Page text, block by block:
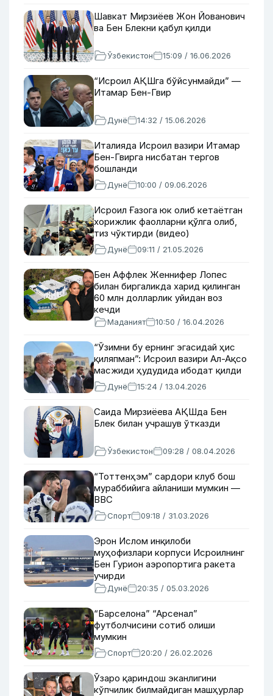
Шавкат Мирзиёев Жон Йованович
ва Бен Блекни қабул қилди
Ўзбекистон 15:09 / 16.06.2026
“Исроил АҚШга бўйсунмайди” —
Итамар Бен-Гвир
Дунё 14:32 / 15.06.2026
Италияда Исроил вазири Итамар
Бен-Гвирга нисбатан тергов
бошланди
Дунё 10:00 / 09.06.2026
Исроил Ғазога юк олиб кетаётган
хорижлик фаолларни қўлга олиб,
тиз чўктирди (видео)
Дунё 09:11 / 21.05.2026
Бен Аффлек Женнифер Лопес
билан биргаликда харид қилинган
60 млн долларлик уйидан воз
кечди
Маданият 10:50 / 16.04.2026
“Ўзимни бу ернинг эгасидай ҳис
қиляпман”: Исроил вазири Ал-Ақсо
масжиди ҳудудида ибодат қилди
Дунё 15:24 / 13.04.2026
Саида Мирзиёева АҚШда Бен
Блек билан учрашув ўтказди
Ўзбекистон 09:28 / 08.04.2026
“Тоттенҳэм” сардори клуб бош
мураббийига айланиши мумкин —
BBC
Спорт 09:18 / 31.03.2026
Эрон Ислом инқилоби
муҳофизлари корпуси Исроилнинг
Бен Гурион аэропортига ракета
учирди
Дунё 20:35 / 05.03.2026
“Барселона” “Арсенал”
футболчисини сотиб олиши
мумкин
Спорт 20:20 / 26.02.2026
Ўзаро қариндош эканлигини
кўпчилик билмайдиган машҳурлар